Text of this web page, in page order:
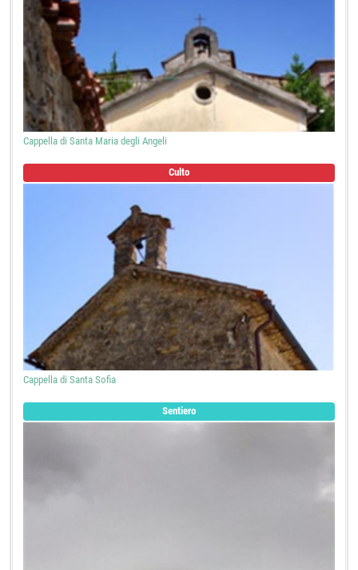
Cappella di Santa Maria degli Angeli
Culto
Cappella di Santa Sofia
Sentiero